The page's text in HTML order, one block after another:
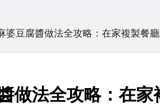
婆豆腐醬做法全攻略：在家複製餐
做法全攻略：在